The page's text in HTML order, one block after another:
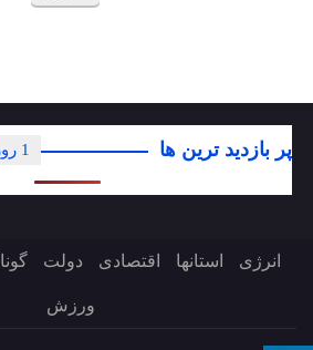
پر بازدید ترین ها 1 روز
انرژی استانها اقتصادی دولت
ورزش